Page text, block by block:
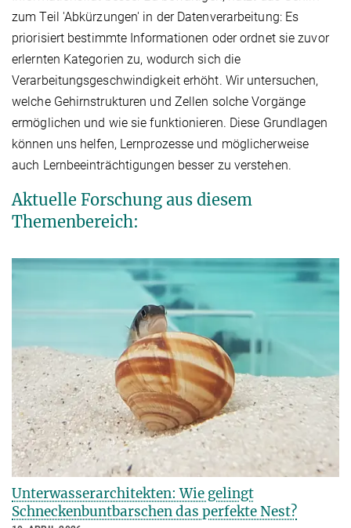
zum Teil 'Abkürzungen' in der Datenverarbeitung: Es
priorisiert bestimmte Informationen oder ordnet sie zuvor
erlernten Kategorien zu, wodurch sich die
Verarbeitungsgeschwindigkeit erhöht. Wir untersuchen,
welche Gehirnstrukturen und Zellen solche Vorgänge
ermöglichen und wie sie funktionieren. Diese Grundlagen
können uns helfen, Lernprozesse und möglicherweise
auch Lernbeeinträchtigungen besser zu verstehen.
Aktuelle Forschung aus diesem
Themenbereich:
Unterwasserarchitekten: Wie gelingt
Schneckenbuntbarschen das perfekte Nest?